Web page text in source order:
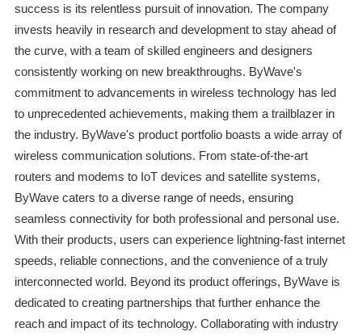
success is its relentless pursuit of innovation. The company
invests heavily in research and development to stay ahead of
the curve, with a team of skilled engineers and designers
consistently working on new breakthroughs. ByWave's
commitment to advancements in wireless technology has led
to unprecedented achievements, making them a trailblazer in
the industry. ByWave's product portfolio boasts a wide array of
wireless communication solutions. From state-of-the-art
routers and modems to IoT devices and satellite systems,
ByWave caters to a diverse range of needs, ensuring
seamless connectivity for both professional and personal use.
With their products, users can experience lightning-fast internet
speeds, reliable connections, and the convenience of a truly
interconnected world. Beyond its product offerings, ByWave is
dedicated to creating partnerships that further enhance the
reach and impact of its technology. Collaborating with industry